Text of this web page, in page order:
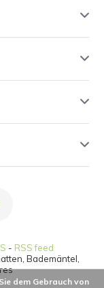
- RSS feed
Bademäntel,
dem Gebrauch von